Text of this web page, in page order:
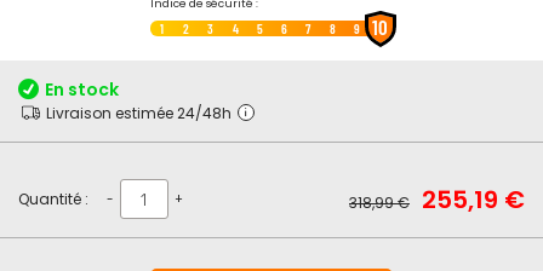
de
la
Indice de sécurité :
1 2 3 4 5 6 7 8 9 10
En stock
Livraison estimée 24/48h
Quantité : - +
Prix
Spécial
255,19 €
Prix
normal
318,99 €